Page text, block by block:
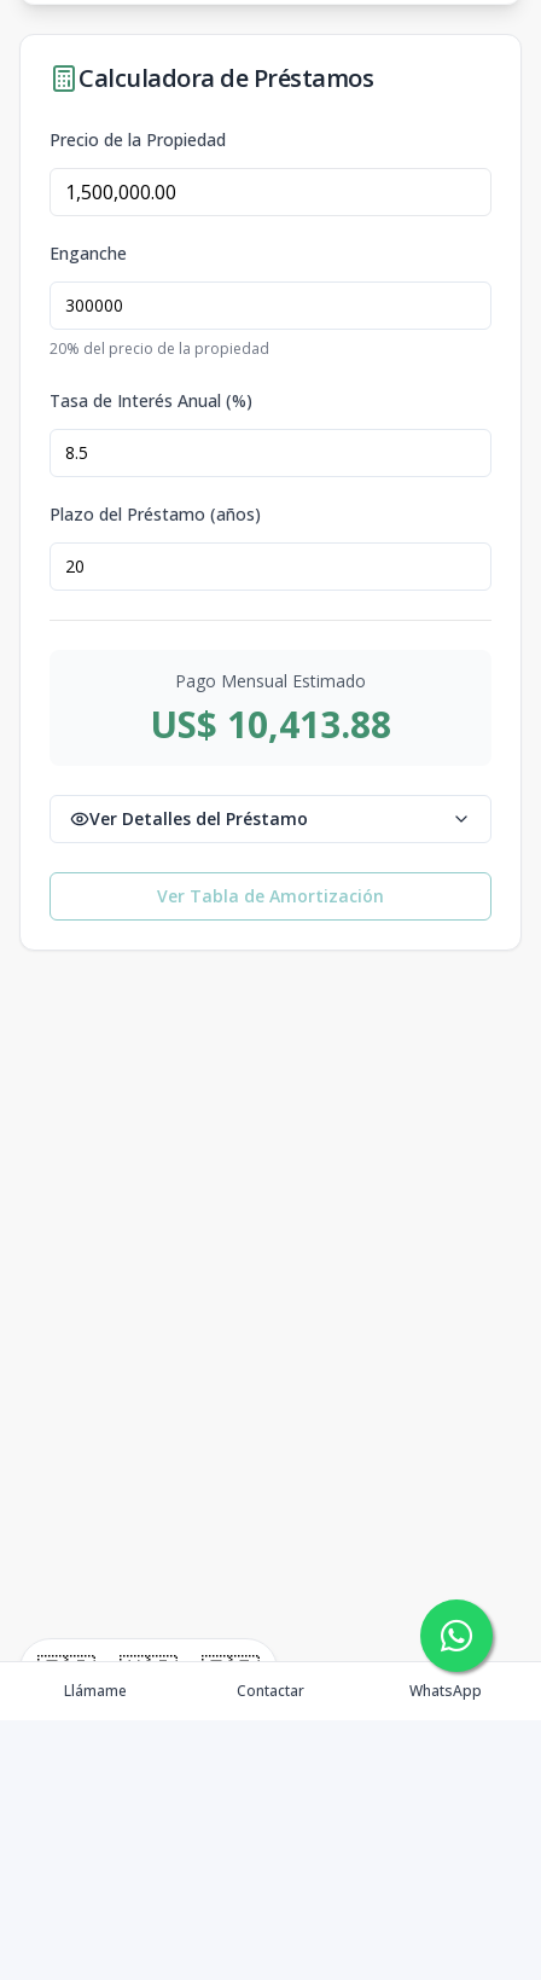
🇪🇸 🇺🇸 🇫🇷
Calculadora de Préstamos
Precio de la Propiedad
Enganche
20% del precio de la propiedad
Tasa de Interés Anual (%)
Plazo del Préstamo (años)
Pago Mensual Estimado
US$ 10,413.88
Ver Detalles del Préstamo
Ver Tabla de Amortización
Llámame Contactar WhatsApp